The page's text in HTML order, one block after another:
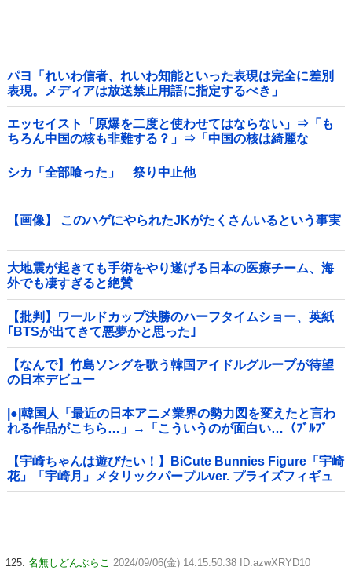
パヨ「れいわ信者、れいわ知能といった表現は完全に差別
表現。メディアは放送禁止用語に指定するべき」
エッセイスト「原爆を二度と使わせてはならない」⇒「も
ちろん中国の核も非難する？」⇒「中国の核は綺麗な
核！」
シカ「全部喰った」 祭り中止他
【画像】 このハゲにやられたJKがたくさんいるという事実
大地震が起きても手術をやり遂げる日本の医療チーム、海
外でも凄すぎると絶賛
【批判】ワールドカップ決勝のハーフタイムショー、英紙
｢BTSが出てきて悪夢かと思った｣
【なんで】竹島ソングを歌う韓国アイドルグループが待望
の日本デビュー
|●|韓国人「最近の日本アニメ業界の勢力図を変えたと言わ
れる作品がこちら…」→「こういうのが面白い…（ﾌﾞﾙﾌﾞ
ﾙ」＝韓国の反応
【宇崎ちゃんは遊びたい！】BiCute Bunnies Figure「宇崎
花」「宇崎月」メタリックパープルver. プライズフィギュ
ア【ラウンドワン限定で展開決定】
125: 名無しどんぶらこ 2024/09/06(金) 14:15:50.38 ID:azwXRYD10